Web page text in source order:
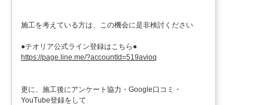
施工を考えている方は、この機会に是非検討ください
●テオリア公式ライン登録はこちら●
https://page.line.me/?accountId=519avioq
更に、施工後にアンケート協力・Google口コミ・
YouTube登録をして